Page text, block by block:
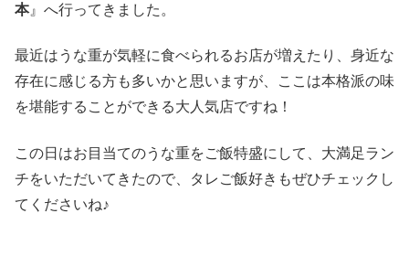
本』へ行ってきました。
最近はうな重が気軽に食べられるお店が増えたり、身近な
存在に感じる方も多いかと思いますが、ここは本格派の味
を堪能することができる大人気店ですね！
この日はお目当てのうな重をご飯特盛にして、大満足ラン
チをいただいてきたので、タレご飯好きもぜひチェックし
てくださいね♪